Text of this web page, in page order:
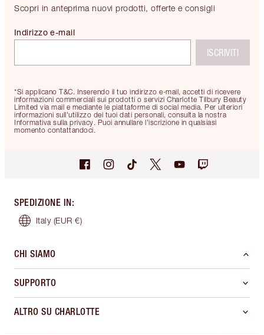
Scopri in anteprima nuovi prodotti, offerte e consigli
*Si applicano T&C. Inserendo il tuo indirizzo e-mail, accetti di ricevere
informazioni commerciali sui prodotti o servizi Charlotte Tilbury Beauty
Limited via mail e mediante le piattaforme di social media. Per ulteriori
informazioni sull'utilizzo dei tuoi dati personali, consulta la nostra
Informativa sulla privacy. Puoi annullare l'iscrizione in qualsiasi
momento contattandoci.
Indirizzo e-mail
ISCRIVITI
SPEDIZIONE IN:
Italy (EUR €)
CHI SIAMO
SUPPORTO
ALTRO SU CHARLOTTE